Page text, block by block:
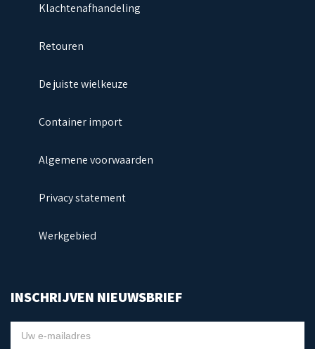
Klachtenafhandeling
Retouren
De juiste wielkeuze
Container import
Algemene voorwaarden
Privacy statement
Werkgebied
INSCHRIJVEN NIEUWSBRIEF
NIEUWSBRIEF